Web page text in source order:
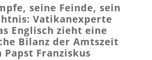
seine Feinde, sein
Vatikanexperte
Englisch zieht eine
Bilanz der Amtszeit
Papst Franziskus